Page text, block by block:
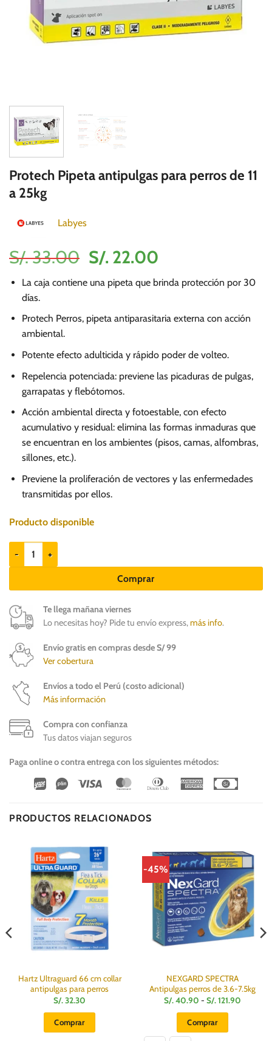
Protech Pipeta antipulgas para perros de 11
a 25kg
Labyes
S/.33.00 El
precio
original
S/.
S/. 22.00El
precio
actual
S/.
La caja contiene una pipeta que brinda protección por 30
días.
Protech Perros, pipeta antiparasitaria externa con acción
ambiental.
Potente efecto adulticida y rápido poder de volteo.
Repelencia potenciada: previene las picaduras de pulgas,
garrapatas y flebótomos.
Acción ambiental directa y fotoestable, con efecto
acumulativo y residual: elimina las formas inmaduras que
se encuentran en los ambientes (pisos, camas, alfombras,
sillones, etc.).
Previene la proliferación de vectores y las enfermedades
transmitidas por ellos.
Producto disponible
Protech Pipeta antipulgas para perros de 11 a 25kg cantidad
Comprar
Te llega mañana viernes
Lo necesitas hoy? Pide tu envío express,más info.
Envío gratis en compras desde S/ 99
Ver cobertura
Envíos a todo el Perú (costo adicional)
Más información
Compra con confianza
Tus datos viajan seguros
Paga online o contra entrega con los siguientes métodos:
Wirecard
Vipps Visa MasterCardDinners
American
PRODUCTOS RELACIONADOS
Hartz Ultraguard 66 cm collar
antipulgas para perros
S/.32.30
Comprar
-45%
NEXGARD SPECTRA
Antipulgas perros de 3.6-7.5kg
S/.40.90 - S/.121.90
Comprar